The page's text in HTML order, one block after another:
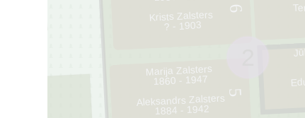
5
6
Marija Zalsters
1860 - 1947
Aleksandrs Zalsters
1884 - 1942
Krists Zalsters
? - 1903